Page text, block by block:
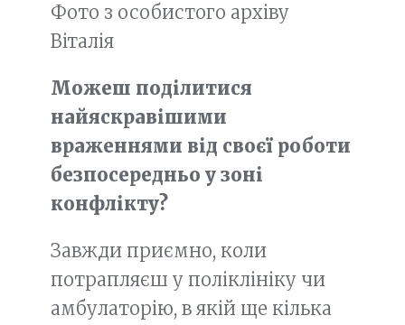
Фото з особистого архіву
Віталія
Можеш поділитися
найяскравішими
враженнями від своєї роботи
безпосередньо у зоні
конфлікту?
Завжди приємно, коли
потрапляєш у поліклініку чи
амбулаторію, в якій ще кілька